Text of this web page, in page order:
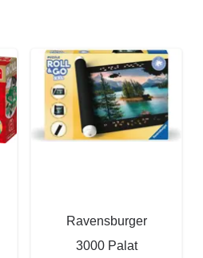
Ravensburger
3000 Palat